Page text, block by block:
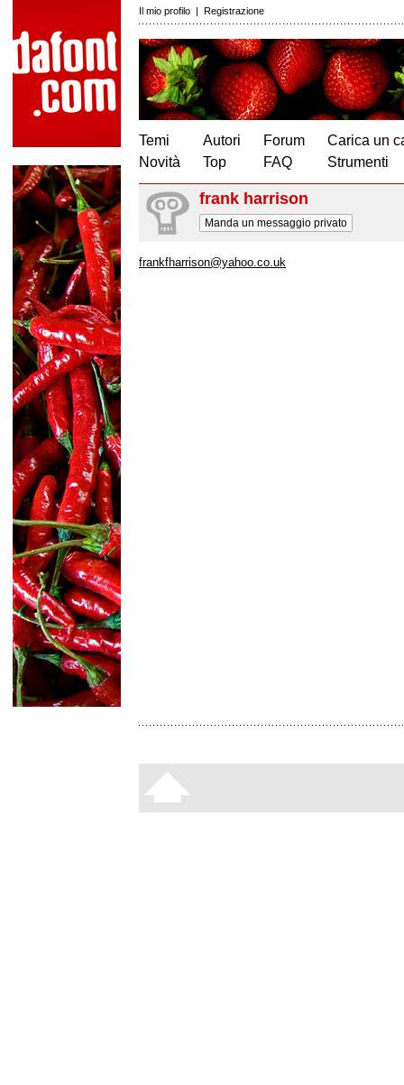
Il mio profilo | Registrazione
Temi
Novità
Autori
Top
Forum
FAQ
Carica un
Strumenti
frank harrison
Manda un messaggio privato
frankfharrison@yahoo.co.uk